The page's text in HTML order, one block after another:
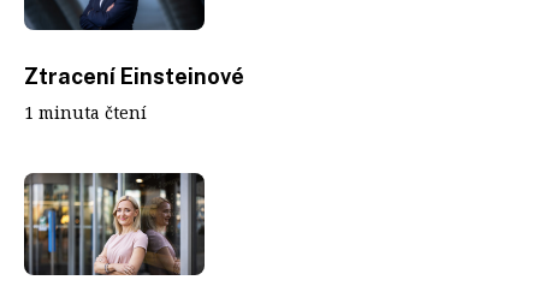
Ztracení Einsteinové
1 minuta čtení